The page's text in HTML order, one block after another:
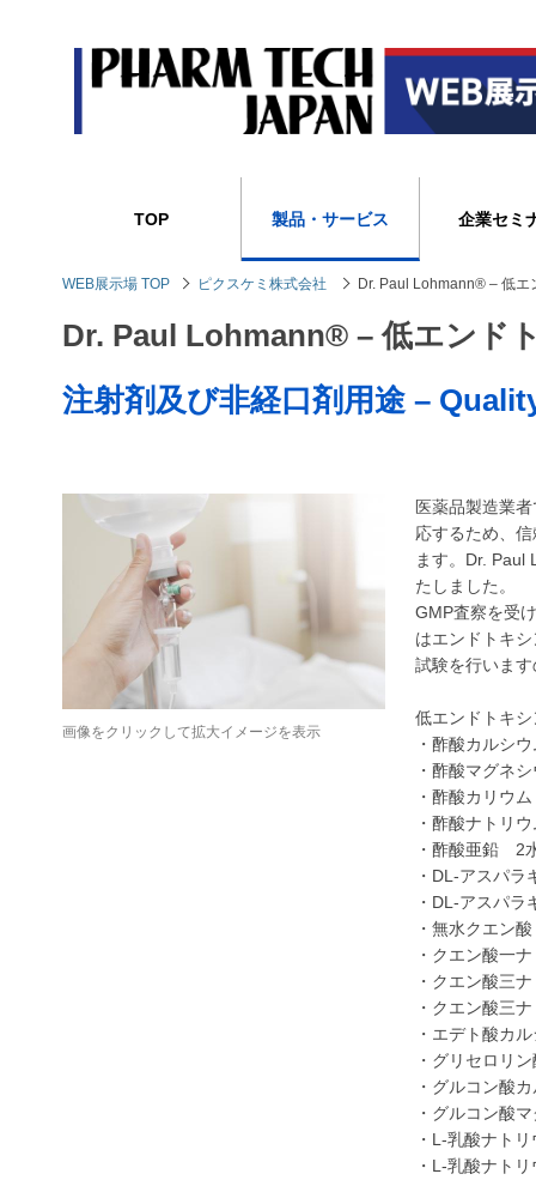
TOP 製品・サービス 企業セミ
WEB展示場 TOP ピクスケミ株式会社 Dr. Paul Lohmann® – 低
Dr. Paul Lohmann® – 低エンド
注射剤及び非経口剤用途 –
画像をクリックして拡大イメージを表示
医薬品製造業
応するため、
ます。 Dr. Paul
たしました。
GMP査察を受
はエンドトキ
試験を行いま
低エンドトキ
・ 酢酸カルシウ
・酢酸マグネ
・酢酸カリウム
・酢酸ナトリ
・酢酸亜鉛 2
・ DL-アスパ
・ DL-アスパ
・無水クエン酸
・クエン酸一
・クエン酸三
・クエン酸三
・エデト酸カ
・グリセロリ
・グルコン酸
・グルコン酸
・ L-乳酸ナト
・ L-乳酸ナト